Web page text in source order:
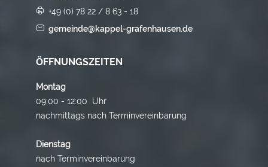
+49 (0) 78 22 / 8 63 - 18
gemeinde@kappel-grafenhausen.de
ÖFFNUNGSZEITEN
Montag
09:00 - 12:00 Uhr
nachmittags nach Terminvereinbarung
Dienstag
nach Terminvereinbarung